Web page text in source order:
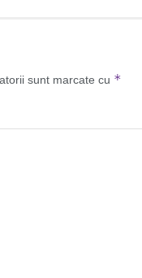
sunt marcate cu *